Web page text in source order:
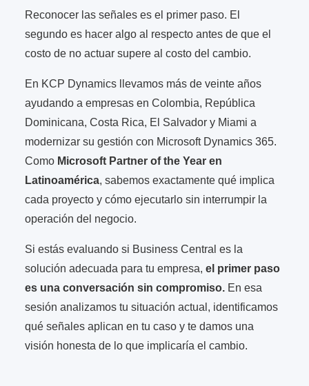
Reconocer las señales es el primer paso. El
segundo es hacer algo al respecto antes de que el
costo de no actuar supere al costo del cambio.
En KCP Dynamics llevamos más de veinte años
ayudando a empresas en Colombia, República
Dominicana, Costa Rica, El Salvador y Miami a
modernizar su gestión con Microsoft Dynamics 365.
Como Microsoft Partner of the Year en
Latinoamérica, sabemos exactamente qué implica
cada proyecto y cómo ejecutarlo sin interrumpir la
operación del negocio.
Si estás evaluando si Business Central es la
solución adecuada para tu empresa, el primer paso
es una conversación sin compromiso. En esa
sesión analizamos tu situación actual, identificamos
qué señales aplican en tu caso y te damos una
visión honesta de lo que implicaría el cambio.